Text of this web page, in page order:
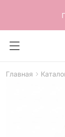
Главная